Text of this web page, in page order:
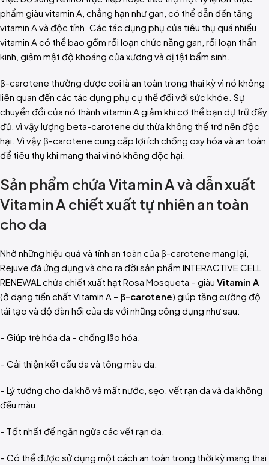
phẩm giàu vitamin A, chẳng hạn như gan, có thể dẫn đến tăng
vitamin A và độc tính. Các tác dụng phụ của tiêu thụ quá nhiều
vitamin A có thể bao gồm rối loạn chức năng gan, rối loạn thần
kinh, giảm mật độ khoáng của xương và dị tật bẩm sinh.
β-carotene thường được coi là an toàn trong thai kỳ vì nó không
liên quan đến các tác dụng phụ cụ thể đối với sức khỏe. Sự
chuyển đổi của nó thành vitamin A giảm khi cơ thể bạn dự trữ đầy
đủ, vì vậy lượng beta-carotene dư thừa không thể trở nên độc
hại. Vì vậy β-carotene cung cấp lợi ích chống oxy hóa và an toàn
để tiêu thụ khi mang thai vì nó không độc hại.
Sản phẩm chứa Vitamin A và dẫn xuất
Vitamin A chiết xuất tự nhiên an toàn
cho da
Nhờ những hiệu quả và tính an toàn của β-carotene mang lại,
Rejuve đã ứng dụng và cho ra đời sản phẩm INTERACTIVE CELL
RENEWAL chứa chiết xuất hạt Rosa Mosqueta – giàu Vitamin A
(ở dạng tiền chất Vitamin A – β-carotene) giúp tăng cường độ
tái tạo và độ đàn hồi của da với những công dụng như sau:
– Giúp trẻ hóa da – chống lão hóa.
– Cải thiện kết cấu da và tông màu da.
– Lý tưởng cho da khô và mất nước, sẹo, vết rạn da và da không
đều màu.
– Tốt nhất để ngăn ngừa các vết rạn da.
– Có thể được sử dụng một cách an toàn trong thời kỳ mang thai